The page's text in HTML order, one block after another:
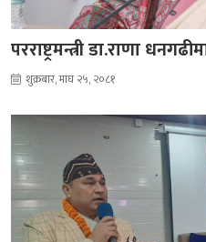
परराष्ट्रमन्त्री डा.राणा
शुक्रबार, माघ २५, २०८१